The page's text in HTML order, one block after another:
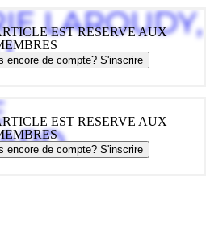
EST RESERVE AUX
encore de compte? S'inscrire
LAROUDY,
EST RESERVE AUX
encore de compte? S'inscrire